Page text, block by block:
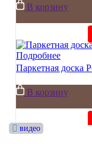
видео
видео
видео
видео
видео
видео
видео
видео
видео
В корзину
Подробнее
видео
Паркетная доска
В корзину